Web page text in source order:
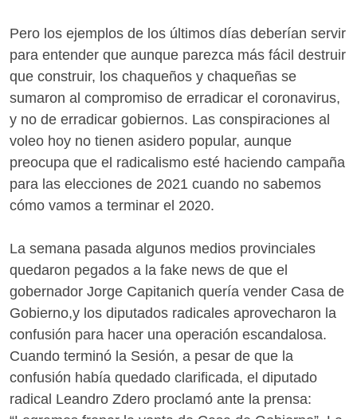
Pero los ejemplos de los últimos días deberían servir
para entender que aunque parezca más fácil destruir
que construir, los chaqueños y chaqueñas se
sumaron al compromiso de erradicar el coronavirus,
y no de erradicar gobiernos. Las conspiraciones al
voleo hoy no tienen asidero popular, aunque
preocupa que el radicalismo esté haciendo campaña
para las elecciones de 2021 cuando no sabemos
cómo vamos a terminar el 2020.
La semana pasada algunos medios provinciales
quedaron pegados a la fake news de que el
gobernador Jorge Capitanich quería vender Casa de
Gobierno,y los diputados radicales aprovecharon la
confusión para hacer una operación escandalosa.
Cuando terminó la Sesión, a pesar de que la
confusión había quedado clarificada, el diputado
radical Leandro Zdero proclamó ante la prensa: